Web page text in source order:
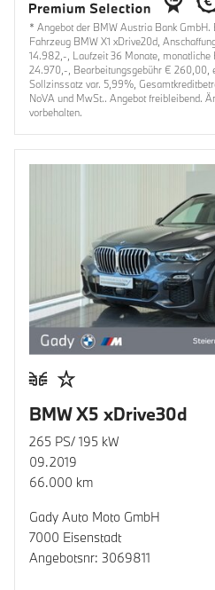
* Angebot der BMW Austria Bank
Fahrzeug BMW X1 xDrive20d,
14.982,-, Laufzeit 36 Monate,
24.970,-, Bearbeitungsgebühr € 260,00,
Sollzinssatz var. 5,99%,
NoVA und MwSt.. Angebot freibleibend.
vorbehalten.
BMW X5 xDrive30d
265 PS/ 195 kW
09.2019
66.000 km
Gady Auto Moto GmbH
7000 Eisenstadt
Angebotsnr: 3069811